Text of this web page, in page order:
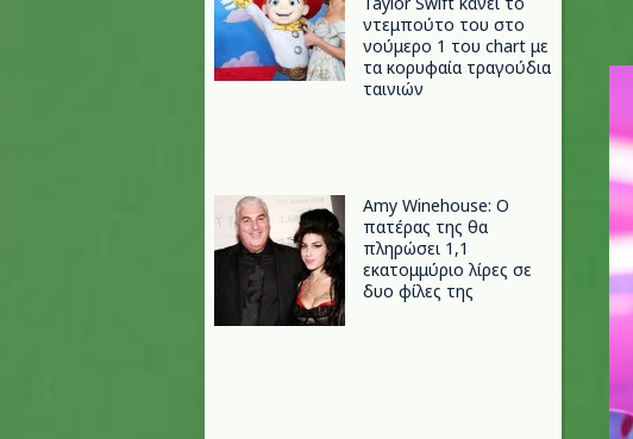
ντεμπούτο του στο
νούμερο 1 του chart με
τα κορυφαία τραγούδια
ταινιών
Amy Winehouse: Ο
πατέρας της θα
πληρώσει 1,1
εκατομμύριο λίρες σε
δυο φίλες της